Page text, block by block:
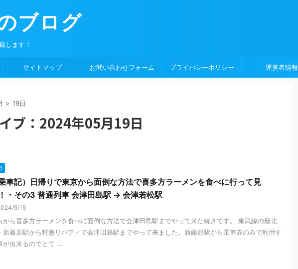
ブログ
します！
サイトマップ お問い合わせフォーム プライバシーポリシー 運営者情報
> 19日
ブ：2024年05月19日
乗車記）日帰りで東京から面倒な方法で喜多方ラーメンを食べに行って見
・その3 普通列車 会津田島駅 → 会津若松駅
5/15
から喜多方ラーメンを食べに面倒な方法で会津田島駅までやって来た続きです。 東武線の最北
新藤原駅から特急リバティで会津田島駅までやって来ました。新藤原駅から乗車券のみで利用す
が出来るのでとて ...